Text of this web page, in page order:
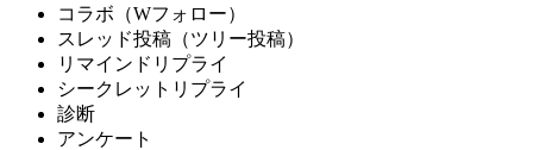
コラボ（Wフォロー）
スレッド投稿（ツリー投稿）
リマインドリプライ
シークレットリプライ
診断
アンケート